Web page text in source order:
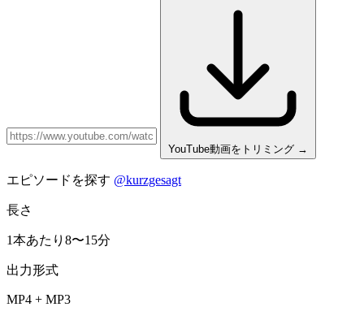
YouTube動画をトリミング →
エピソードを探す @kurzgesagt
長さ
1本あたり8〜15分
出力形式
MP4 + MP3